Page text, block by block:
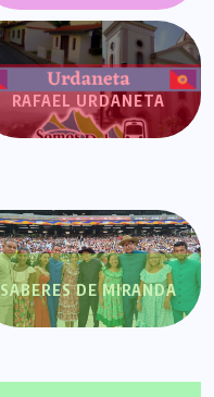
RAFAEL URDANETA
SABERES DE MIRANDA